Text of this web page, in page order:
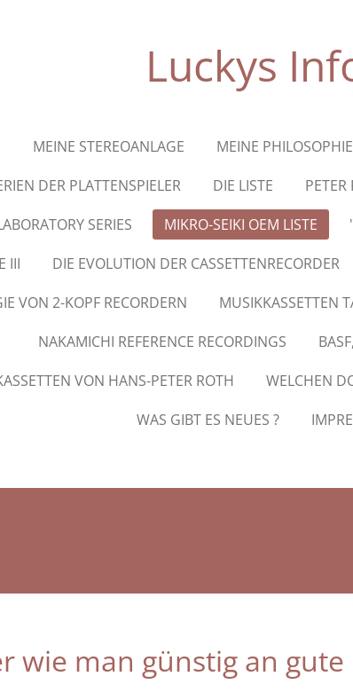
Luckys
MEINE STEREOANLAGE MEINE PHILOSOPHIE
DER PLATTENSPIELER
DIE LISTE PETER
SERIES
MIKRO-SEIKI OEM LISTE
III
DIE EVOLUTION DER CASSETTENRECORDER
VON 2-KOPF RECORDERN
MUSIKKASSETTEN
NAKAMICHI REFERENCE RECORDINGS
VON HANS-PETER ROTH
WELCHEN
WAS GIBT ES NEUES ?
wie man günstig an